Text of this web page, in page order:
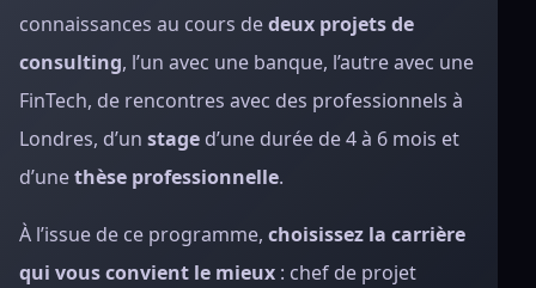
connaissances au cours dedeux projets de
consulting, l’un avec une banque, l’autre avec une
FinTech, de rencontres avec des professionnels à
Londres, d’un stage d’une durée de 4 à 6 mois et
d’unethèse professionnelle.
À l’issue de ce programme, choisissez la carrière
qui vous convient le mieux : chef de projet